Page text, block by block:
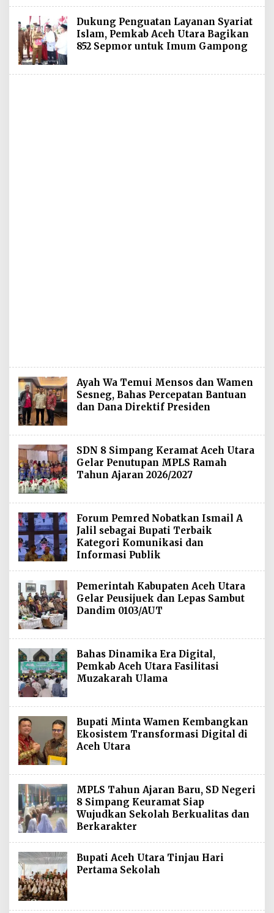
Dukung Penguatan Layanan Syariat
Islam, Pemkab Aceh Utara Bagikan
852 Sepmor untuk Imum Gampong
Ayah Wa Temui Mensos dan Wamen
Sesneg, Bahas Percepatan Bantuan
dan Dana Direktif Presiden
SDN 8 Simpang Keramat Aceh Utara
Gelar Penutupan MPLS Ramah
Tahun Ajaran 2026/2027
Forum Pemred Nobatkan Ismail A
Jalil sebagai Bupati Terbaik
Kategori Komunikasi dan
Informasi Publik
Pemerintah Kabupaten Aceh Utara
Gelar Peusijuek dan Lepas Sambut
Dandim 0103/AUT
Bahas Dinamika Era Digital,
Pemkab Aceh Utara Fasilitasi
Muzakarah Ulama
Bupati Minta Wamen Kembangkan
Ekosistem Transformasi Digital di
Aceh Utara
MPLS Tahun Ajaran Baru, SD Negeri
8 Simpang Keuramat Siap
Wujudkan Sekolah Berkualitas dan
Berkarakter
Bupati Aceh Utara Tinjau Hari
Pertama Sekolah